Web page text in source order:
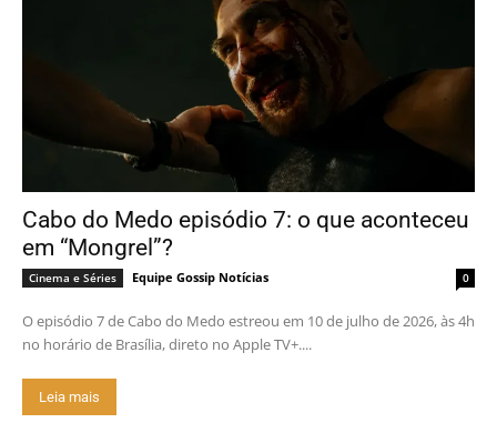
Cabo do Medo episódio 7: o que aconteceu
em “Mongrel”?
Cinema e Séries Equipe Gossip Notícias 0
O episódio 7 de Cabo do Medo estreou em 10 de julho de 2026, às 4h
no horário de Brasília, direto no Apple TV+....
Leia mais